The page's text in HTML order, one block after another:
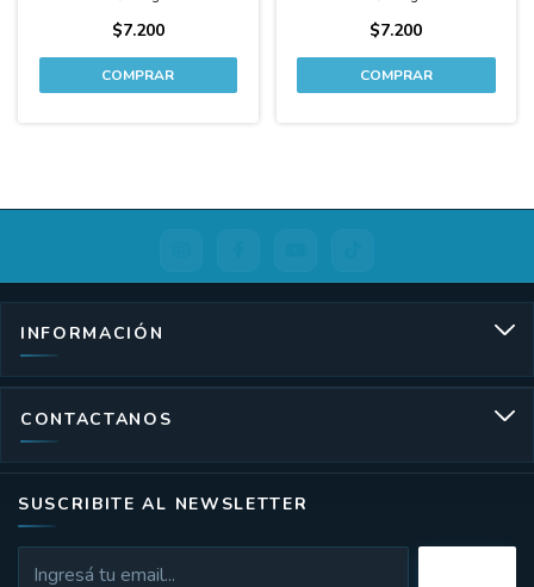
$7.200 $7.200
INFORMACIÓN
CONTACTANOS
SUSCRIBITE AL NEWSLETTER